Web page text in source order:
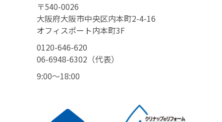
〒540-0026
大阪府大阪市中央区内本町2-4-16
オフィスポート内本町3F
0120-646-620
06-6948-6302（代表）
9:00〜18:00